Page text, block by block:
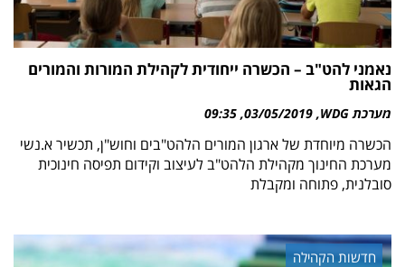
נאמני להט"ב – הכשרה ייחודית לקהילת המורות והמורים
הגאות
מערכת WDG 03/05/2019
09:35
הכשרה מיוחדת של ארגון המורים הלהט"בים וחוש"ן, תכשיר א.נשי
מערכת החינוך מקהילת הלהט"ב לעיצוב וקידום תפיסה חינוכית
סובלנית, פתוחה ומקבלת
חדשות הקהילה